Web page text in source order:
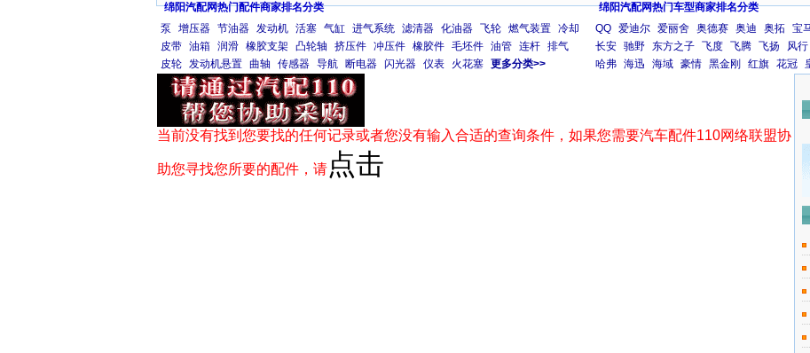
绵阳汽配网热门配件商家排名分类
泵
增压器 节油器 发动机 活塞 气缸 进气系统 滤清器 化油器 飞轮 燃气装置 冷却
皮带 油箱 润滑 橡胶支架 凸轮轴 挤压件 冲压件 橡胶件 毛坯件 油管 连杆 排气
皮轮 发动机悬置 曲轴 传感器 导航 断电器 闪光器 仪表 火花塞 更多分类>>
绵阳汽配网热门车型商家排名分类
QQ 爱迪尔 爱丽舍 奥德赛 奥迪 奥拓 宝
长安 驰野 东方之子 飞度 飞腾 飞扬 风行
哈弗 海迅 海域 豪情 黑金刚 红旗 花冠
当前没有找到您要找的任何记录或者您没有输入合适的查询条件，如果您需要汽车配件110网络联盟协
助您寻找您所要的配件，请 点击